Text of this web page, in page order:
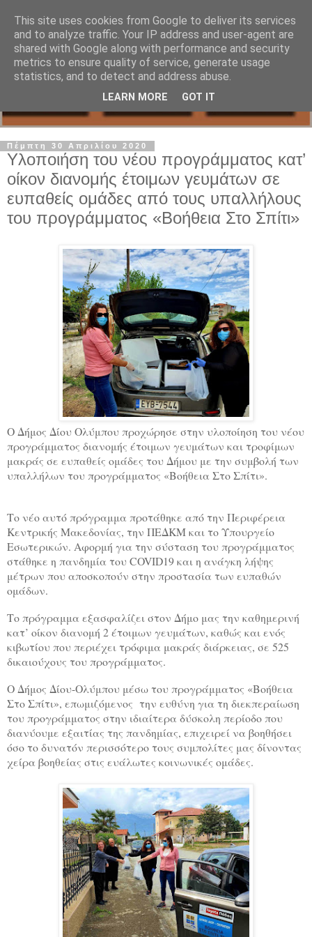
Πέμπτη 30 Απριλίου 2020
Υλοποιήση του νέου προγράμματος κατ’
οίκον διανομής έτοιμων γευμάτων σε
ευπαθείς ομάδες από τους υπαλλήλους
του προγράμματος «Βοήθεια Στο Σπίτι»
Ο Δήμος Δίου Ολύμπου προχώρησε στην υλοποίηση του νέου
προγράμματος διανομής έτοιμων γευμάτων και τροφίμων
μακράς σε ευπαθείς ομάδες του Δήμου με την συμβολή των
υπαλλήλων του προγράμματος «Βοήθεια Στο Σπίτι».
Το νέο αυτό πρόγραμμα προτάθηκε από την Περιφέρεια
Κεντρικής Μακεδονίας, την ΠΕΔΚΜ και το Υπουργείο
Εσωτερικών. Αφορμή για την σύσταση του προγράμματος
στάθηκε η πανδημία του COVID19 και η ανάγκη λήψης
μέτρων που αποσκοπούν στην προστασία των ευπαθών
ομάδων.
Το πρόγραμμα εξασφαλίζει στον Δήμο μας την καθημερινή
κατ’ οίκον διανομή 2 έτοιμων γευμάτων, καθώς και ενός
κιβωτίου που περιέχει τρόφιμα μακράς διάρκειας, σε 525
δικαιούχους του προγράμματος.
Ο Δήμος Δίου-Ολύμπου μέσω του προγράμματος «Βοήθεια
Στο Σπίτι», επωμιζόμενος την ευθύνη για τη διεκπεραίωση
του προγράμματος στην ιδιαίτερα δύσκολη περίοδο που
διανύουμε εξαιτίας της πανδημίας, επιχειρεί να βοηθήσει
όσο το δυνατόν περισσότερο τους συμπολίτες μας δίνοντας
χείρα βοηθείας στις ευάλωτες κοινωνικές ομάδες.
This site uses cookies from Google to deliver its services
and to analyze traffic. Your IP address and user-agent are
shared with Google along with performance and security
metrics to ensure quality of service, generate usage
statistics, and to detect and address abuse.
LEARN MORE GOT IT